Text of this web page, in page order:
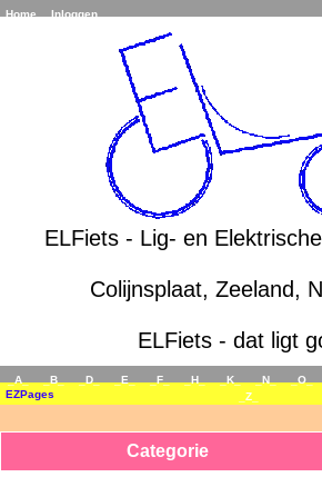
Home Inloggen
ELFiets - Lig- en
Colijnsplaat, Zeeland,
ELFiets - dat ligt
_A_ _B_ _D_ _E_ _F_ _H_ _K_ _N_ _O_
_Z_
EZPages
Categorie